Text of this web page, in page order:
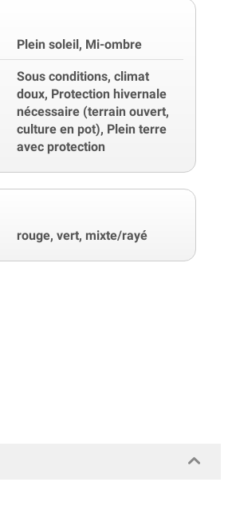
Plein soleil, Mi-ombre
Sous conditions, climat
doux, Protection hivernale
nécessaire (terrain ouvert,
culture en pot), Plein terre
avec protection
rouge, vert, mixte/rayé